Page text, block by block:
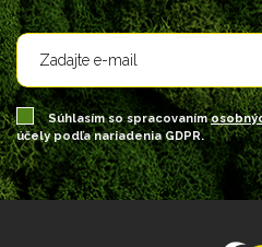
Súhlasím so spracovaním
účely podľa nariadenia GDPR.